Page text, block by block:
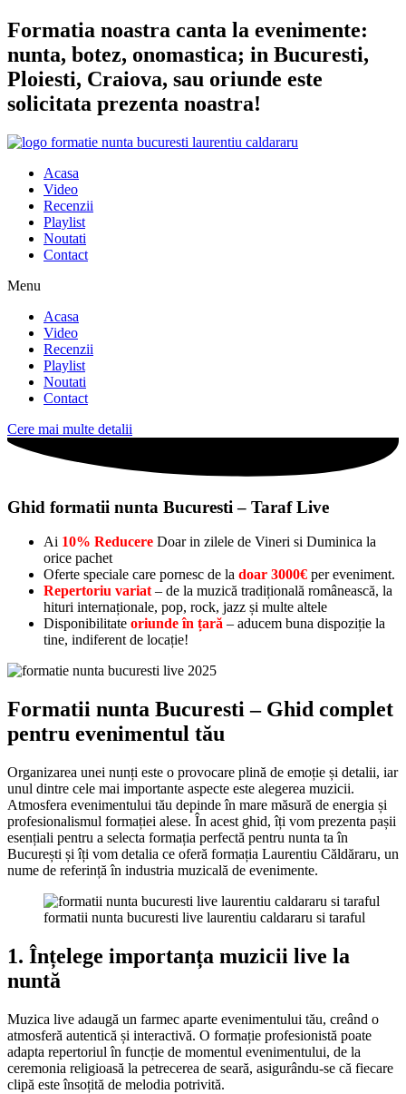
Sari
la
conținut
Formatia noastra canta la evenimente:
nunta, botez, onomastica; in Bucuresti,
Ploiesti, Craiova, sau oriunde este
solicitata prezenta noastra!
Acasa
Video
Recenzii
Playlist
Noutati
Contact
Menu
Acasa
Video
Recenzii
Playlist
Noutati
Contact
Cere mai multe detalii
Ghid formatii nunta Bucuresti – Taraf Live
Ai 10% Reducere Doar in zilele de Vineri si Duminica la
orice pachet
Oferte speciale care pornesc de la doar 3000€ per eveniment.
Repertoriu variat– de la muzică tradițională românească, la
hituri internaționale, pop, rock, jazz și multe altele
Disponibilitate oriunde în țară – aducem buna dispoziție la
tine, indiferent de locație!
Formatii nunta Bucuresti – Ghid complet
pentru evenimentul tău
Organizarea unei nunți este o provocare plină de emoție și detalii, iar
unul dintre cele mai importante aspecte este alegerea muzicii.
Atmosfera evenimentului tău depinde în mare măsură de energia și
profesionalismul formației alese. În acest ghid, îți vom prezenta pașii
esențiali pentru a selecta formația perfectă pentru nunta ta în
București și îți vom detalia ce oferă formația Laurentiu Căldăraru, un
nume de referință în industria muzicală de evenimente.
formatii nunta bucuresti live laurentiu caldararu si taraful
1. Înțelege importanța muzicii live la
nuntă
Muzica live adaugă un farmec aparte evenimentului tău, creând o
atmosferă autentică și interactivă. O formație profesionistă poate
adapta repertoriul în funcție de momentul evenimentului, de la
ceremonia religioasă la petrecerea de seară, asigurându-se că fiecare
clipă este însoțită de melodia potrivită.